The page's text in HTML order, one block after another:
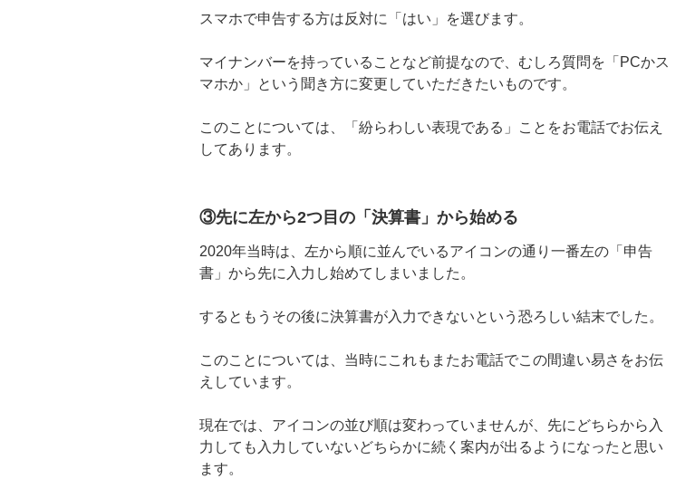
スマホで申告する方は反対に「はい」を選びます。
マイナンバーを持っていることなど前提なので、むしろ質問を「PCかス
マホか」という聞き方に変更していただきたいものです。
このことについては、「紛らわしい表現である」ことをお電話でお伝え
してあります。
③先に左から2つ目の「決算書」から始める
2020年当時は、左から順に並んでいるアイコンの通り一番左の「申告
書」から先に入力し始めてしまいました。
するともうその後に決算書が入力できないという恐ろしい結末でした。
このことについては、当時にこれもまたお電話でこの間違い易さをお伝
えしています。
現在では、アイコンの並び順は変わっていませんが、先にどちらから入
力しても入力していないどちらかに続く案内が出るようになったと思い
ます。